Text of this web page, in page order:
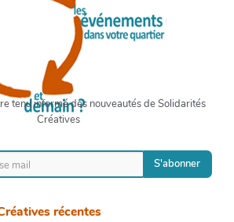
-----
tenu informé des nouveautés de Solidarités
Créatives
S'abonner
récentes